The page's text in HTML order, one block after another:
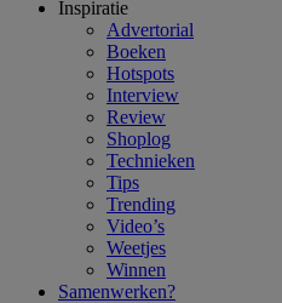
Inspiratie
Advertorial
Boeken
Hotspots
Interview
Review
Shoplog
Technieken
Tips
Trending
Video’s
Weetjes
Winnen
Samenwerken?